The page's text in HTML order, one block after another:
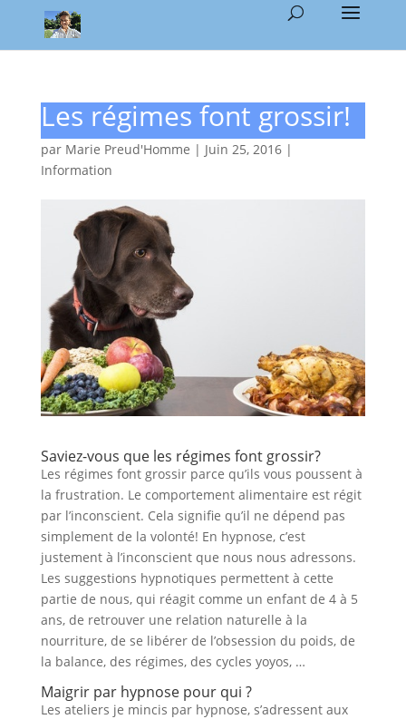
Les régimes font grossir!
par Marie Preud'Homme | Juin 25, 2016|
Information
Saviez-vous que les régimes font grossir?
Les régimes font grossir parce qu’ils vous poussent à
la frustration. Le comportement alimentaire est régit
par l’inconscient. Cela signifie qu’il ne dépend pas
simplement de la volonté! En hypnose, c’est
justement à l’inconscient que nous nous adressons.
Les suggestions hypnotiques permettent à cette
partie de nous, qui réagit comme un enfant de 4 à 5
ans, de retrouver une relation naturelle à la
nourriture, de se libérer de l’obsession du poids, de
la balance, des régimes, des cycles yoyos, …
Maigrir par hypnose pour qui ?
Les ateliers je mincis par hypnose, s’adressent aux